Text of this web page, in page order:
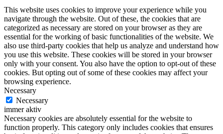
This website uses cookies to improve your experience while you
navigate through the website. Out of these, the cookies that are
categorized as necessary are stored on your browser as they are
essential for the working of basic functionalities of the website. We
also use third-party cookies that help us analyze and understand how
you use this website. These cookies will be stored in your browser
only with your consent. You also have the option to opt-out of these
cookies. But opting out of some of these cookies may affect your
browsing experience.
Necessary
Necessary
immer aktiv
Necessary cookies are absolutely essential for the website to
function properly. This category only includes cookies that ensures